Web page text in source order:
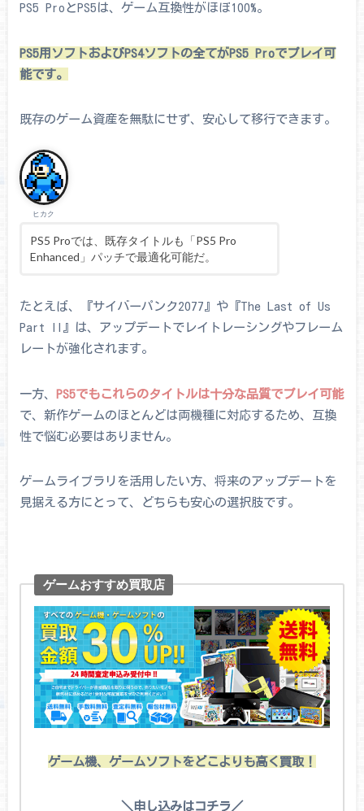
PS5 ProとPS5は、ゲーム互換性がほぼ100%。
PS5用ソフトおよびPS4ソフトの全てがPS5 Proでプレイ可
能です。
既存のゲーム資産を無駄にせず、安心して移行できます。
ヒカク
PS5 Proでは、既存タイトルも「PS5 Pro
Enhanced」パッチで最適化可能だ。
たとえば、『サイバーパンク2077』や『The Last of Us
Part II』は、アップデートでレイトレーシングやフレーム
レートが強化されます。
一方、 PS5でもこれらのタイトルは十分な品質でプレイ可能
で、新作ゲームのほとんどは両機種に対応するため、互換
性で悩む必要はありません。
ゲームライブラリを活用したい方、将来のアップデートを
見据える方にとって、どちらも安心の選択肢です。
ゲームおすすめ買取店
ゲーム機、ゲームソフトをどこよりも高く買取！
＼申し込みはコチラ／